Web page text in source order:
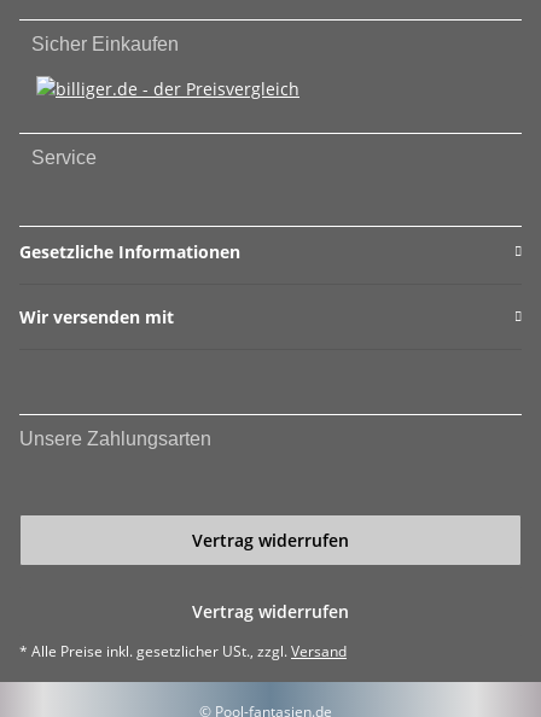
Sicher Einkaufen
Service
Gesetzliche Informationen
Wir versenden mit
Unsere Zahlungsarten
Vertrag widerrufen
Vertrag widerrufen
* Alle Preise inkl. gesetzlicher USt., zzgl.Versand
© Pool-fantasien.de